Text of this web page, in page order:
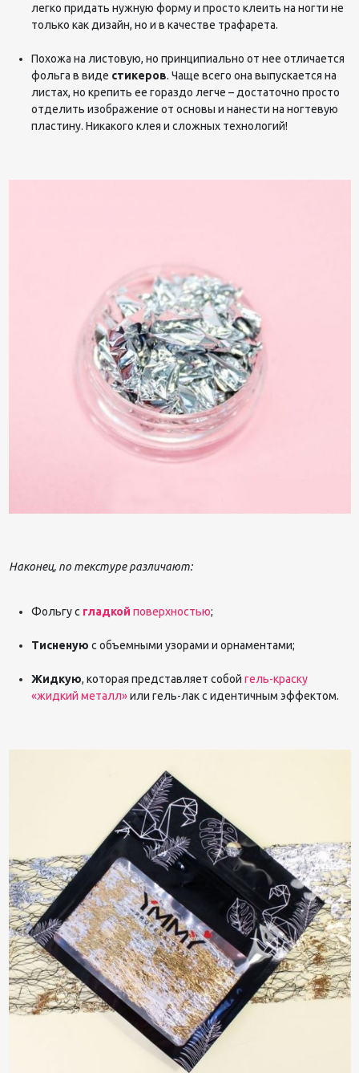
легко придать нужную форму и просто клеить на ногти не
только как дизайн, но и в качестве трафарета.
Похожа на листовую, но принципиально от нее отличается
фольга в виде стикеров. Чаще всего она выпускается на
листах, но крепить ее гораздо легче – достаточно просто
отделить изображение от основы и нанести на ногтевую
пластину. Никакого клея и сложных технологий!
Наконец, по текстуре различают:
Фольгу с гладкой поверхностью;
Тисненую с объемными узорами и орнаментами;
Жидкую, которая представляет собой гель-краску
«жидкий металл»или гель-лак с идентичным эффектом.